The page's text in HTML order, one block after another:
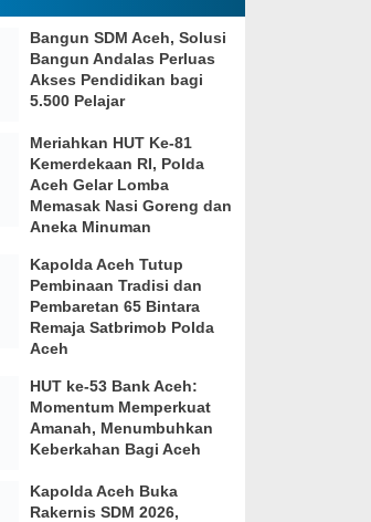
Bangun SDM Aceh, Solusi
Bangun Andalas Perluas
Akses Pendidikan bagi
5.500 Pelajar
Meriahkan HUT Ke-81
Kemerdekaan RI, Polda
Aceh Gelar Lomba
Memasak Nasi Goreng dan
Aneka Minuman
Kapolda Aceh Tutup
Pembinaan Tradisi dan
Pembaretan 65 Bintara
Remaja Satbrimob Polda
Aceh
HUT ke-53 Bank Aceh:
Momentum Memperkuat
Amanah, Menumbuhkan
Keberkahan Bagi Aceh
Kapolda Aceh Buka
Rakernis SDM 2026,